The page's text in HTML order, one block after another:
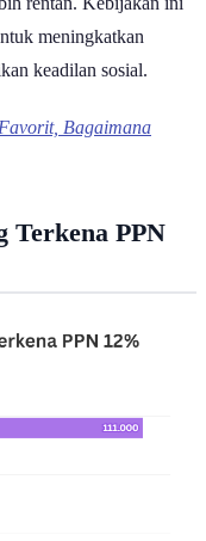
meningkatkan
keadilan sosial.
Bagaimana
Terkena PPN